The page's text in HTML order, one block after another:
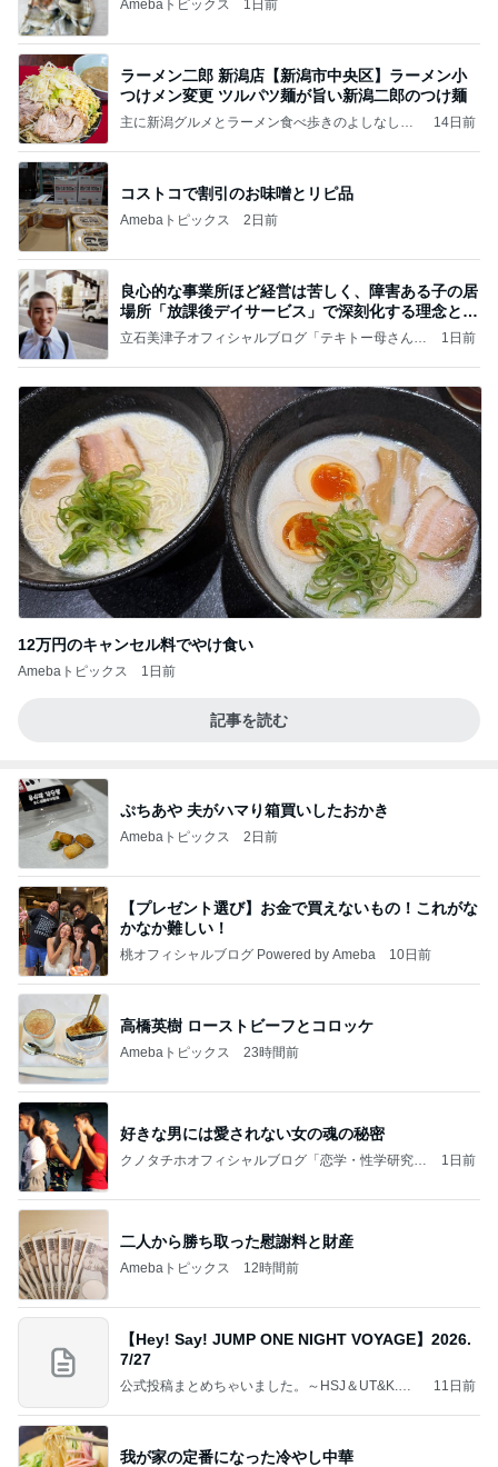
Amebaトピックス 1日前
ラーメン二郎 新潟店【新潟市中央区】ラーメン小
つけメン変更 ツルパツ麺が旨い新潟二郎のつけ麺
主に新潟グルメとラーメン食べ歩きのよしなしご
14日前
コストコで割引のお味噌とリピ品
Amebaトピックス 2日前
良心的な事業所ほど経営は苦しく、障害ある子の居
場所「放課後デイサービス」で深刻化する理念と現
実の
立石美津子オフィシャルブログ「テキトー母さんの
1日前
12万円のキャンセル料でやけ食い
Amebaトピックス 1日前
記事を読む
ぷちあや 夫がハマり箱買いしたおかき
Amebaトピックス 2日前
【プレゼント選び】お金で買えないもの！これがな
かなか難しい！
桃オフィシャルブログ Powered by Ameba 10日前
高橋英樹 ローストビーフとコロッケ
Amebaトピックス 23時間前
好きな男には愛されない女の魂の秘密
クノタチホオフィシャルブログ「恋学・性学研究
1日前
二人から勝ち取った慰謝料と財産
Amebaトピックス 12時間前
【Hey! Say! JUMP ONE NIGHT VOYAGE】2026.
7/27
公式投稿まとめちゃいました。～HSJ＆UT&K.O.
11日前
我が家の定番になった冷やし中華